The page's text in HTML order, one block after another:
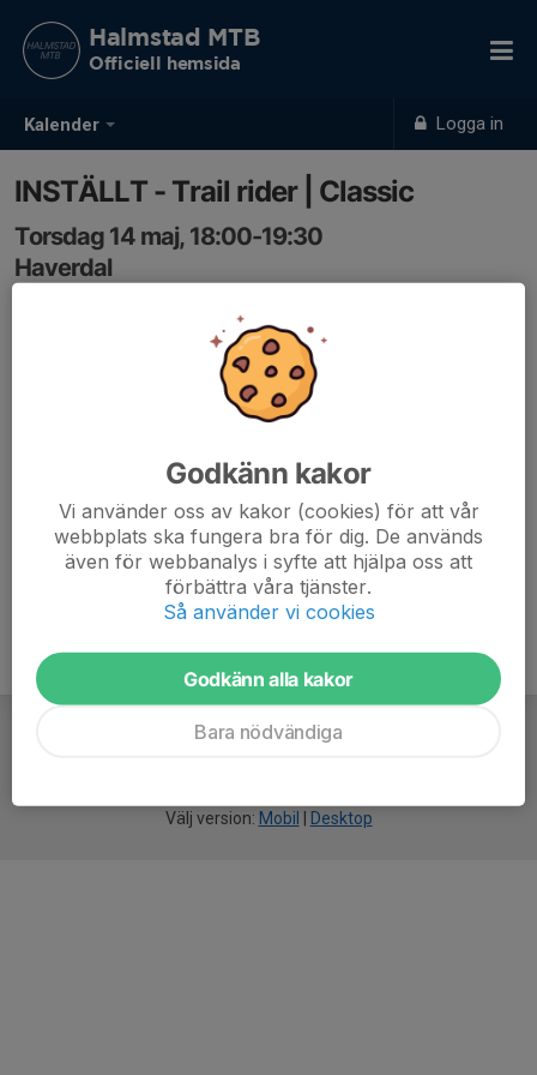
Kalender Logga in
Halmstad MTB
Officiell hemsida
INSTÄLLT - Trail rider | Classic
Torsdag 14 maj, 18:00-19:30
Haverdal
www.facebook.com/halmstadmtb/events
Välj version: Mobil Desktop
Godkänn kakor
Vi använder oss av kakor (cookies) för att vår
webbplats ska fungera bra för dig. De används
även för webbanalys i syfte att hjälpa oss att
förbättra våra tjänster.
Så använder vi cookies
Godkänn alla kakor
Bara nödvändiga